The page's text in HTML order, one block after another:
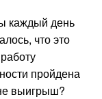
каждый день
что это
пройдена
выигрыш?